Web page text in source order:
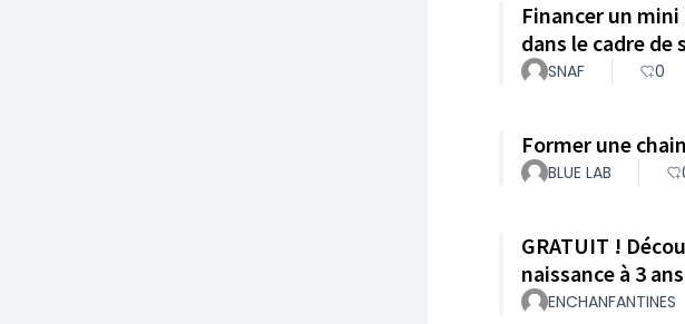
Financer un
dans le cadre
SNAF 0
Former une
BLUE LAB
GRATUIT ! Découverte culturelle pour TOUS les parents et leurs jeunes enfants de la
ENCHANFANTINES